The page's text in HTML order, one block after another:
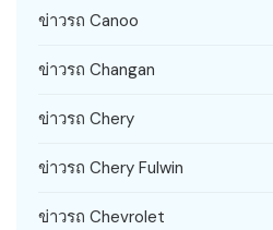
ข่าวรถ Canoo
ข่าวรถ Changan
ข่าวรถ Chery
ข่าวรถ Chery Fulwin
ข่าวรถ Chevrolet